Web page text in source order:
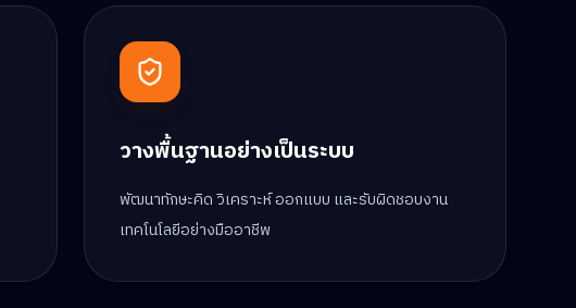
วางพื้นฐานอย่างเป็นระบบ
พัฒนาทักษะคิด วิเคราะห์ ออกแบบ และรับผิดชอบงาน
เทคโนโลยีอย่างมืออาชีพ